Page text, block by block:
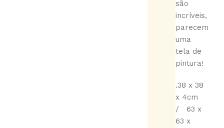
são
incríveis,
parecem
uma
tela de
pintura!
.38 x 38
x 4cm
/ 63 x
63 x